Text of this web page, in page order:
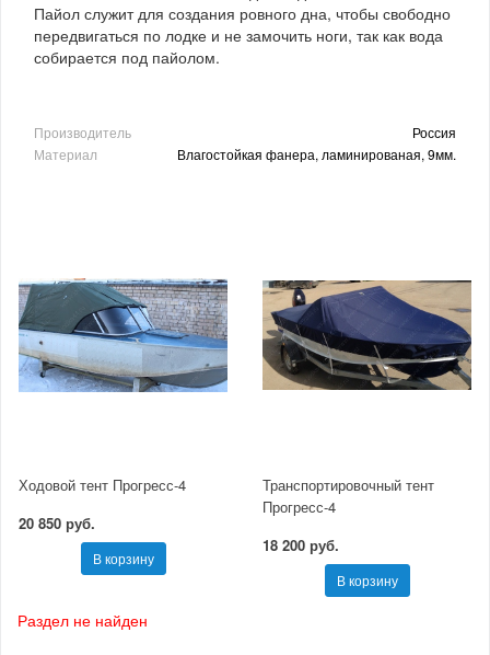
Пайол служит для создания ровного дна, чтобы свободно
передвигаться по лодке и не замочить ноги, так как вода
собирается под пайолом.
Производитель
Россия
Материал
Влагостойкая фанера, ламинированая, 9мм.
Ходовой тент Прогресс-4
20 850 руб.
В корзину
Транспортировочный тент
Прогресс-4
18 200 руб.
В корзину
Раздел не найден